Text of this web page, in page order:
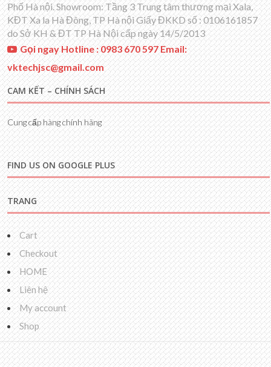
Phố Hà nội. Showroom: Tầng 3 Trung tâm thương mại Xala,
KĐT Xa la Hà Đông, TP Hà nội Giấy ĐKKD số : 0106161857
do Sở KH & ĐT TP Hà Nội cấp ngày 14/5/2013
Gọi ngay Hotline : 0983 670 597 Email:
vktechjsc@gmail.com
CAM KẾT – CHÍNH SÁCH
Cung cấp hàng chính hãng
FIND US ON GOOGLE PLUS
TRANG
Cart
Checkout
HOME
Liên hệ
My account
Shop